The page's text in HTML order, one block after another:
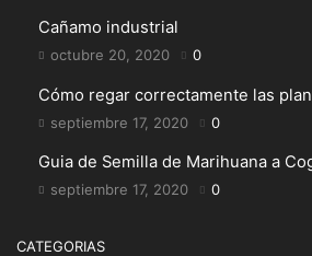
Cañamo industrial
octubre 20, 2020 0
Cómo regar correctamente las
septiembre 17, 2020 0
Guia de Semilla de Marihuana a
septiembre 17, 2020 0
CATEGORIAS